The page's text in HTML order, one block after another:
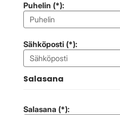
Puhelin (*):
Sähköposti (*):
Salasana
Salasana (*):